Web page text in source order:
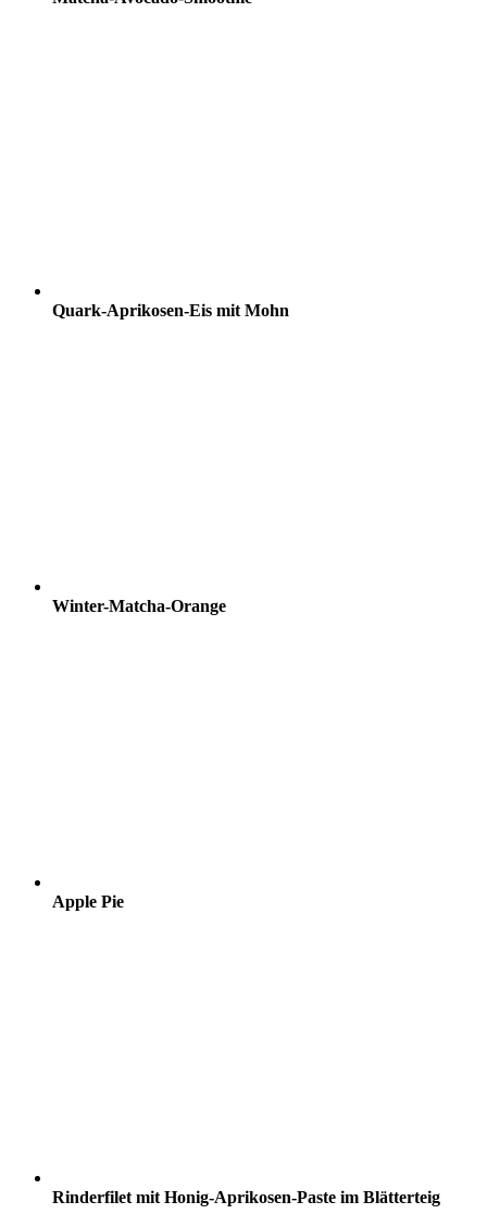
Quark-Aprikosen-Eis mit Mohn
Winter-Matcha-Orange
Apple Pie
Rinderfilet mit Honig-Aprikosen-Paste im Blätterteig